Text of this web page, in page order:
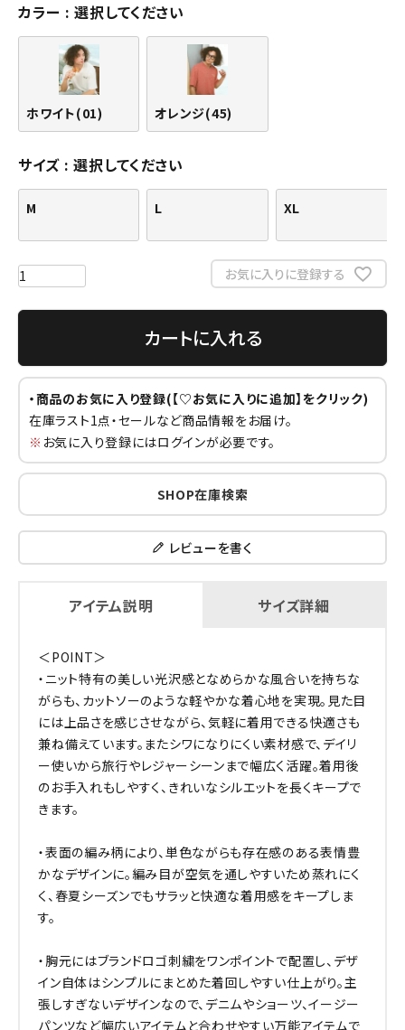
カラー 選択してください
ホワイト(01) オレンジ(45)
サイズ 選択してください
M L XL
お気に入りに登録する
カートに入れる
・商品のお気に入り登録(【♡お気に入りに追加】をクリック)
在庫ラスト1点・セールなど商品情報をお届け。
※ お気に入り登録にはログインが必要です。
SHOP在庫検索
レビューを書く
アイテム説明 サイズ詳細
＜POINT＞
・ニット特有の美しい光沢感となめらかな風合いを持ちな
がらも、カットソーのような軽やかな着心地を実現。見た目
には上品さを感じさせながら、気軽に着用できる快適さも
兼ね備えています。またシワになりにくい素材感で、デイリ
ー使いから旅行やレジャーシーンまで幅広く活躍。着用後
のお手入れもしやすく、きれいなシルエットを長くキープで
きます。
・表面の編み柄により、単色ながらも存在感のある表情豊
かなデザインに。編み目が空気を通しやすいため蒸れにく
く、春夏シーズンでもサラッと快適な着用感をキープしま
す。
・胸元にはブランドロゴ刺繍をワンポイントで配置し、デザ
イン自体はシンプルにまとめた着回しやすい仕上がり。主
張しすぎないデザインなので、デニムやショーツ、イージー
パンツなど幅広いアイテムと合わせやすい万能アイテムで